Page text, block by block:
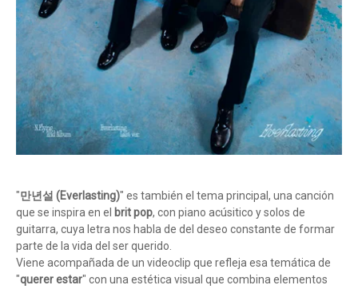
"만년설 (Everlasting)" es también el tema principal, una canción
que se inspira en el brit pop, con piano acúsitico y solos de
guitarra, cuya letra nos habla de del deseo constante de formar
parte de la vida del ser querido.
Viene acompañada de un videoclip que refleja esa temática de
"querer estar" con una estética visual que combina elementos